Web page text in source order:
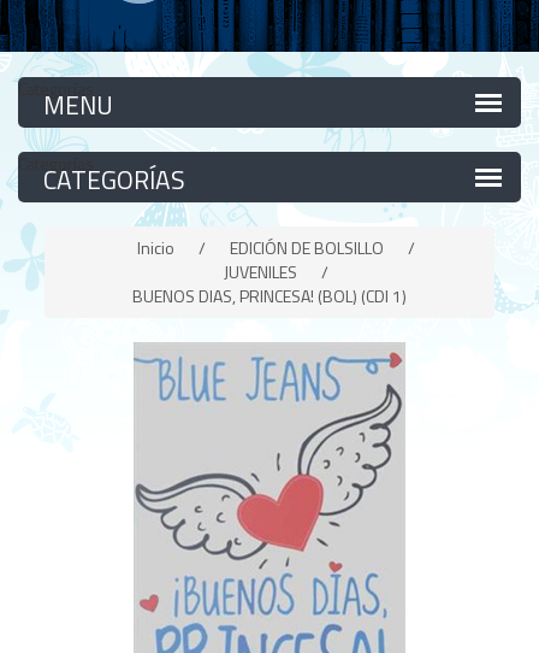
Categorías
Categorías
Inicio / EDICIÓN DE BOLSILLO
/
JUVENILES
/
BUENOS DIAS, PRINCESA! (BOL) (CDI 1)